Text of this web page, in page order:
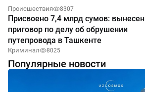
Происшествия 8307
Присвоено 7,4 млрд сумов: вынесен
приговор по делу об обрушении
путепровода в Ташкенте
Криминал 8025
Популярные новости